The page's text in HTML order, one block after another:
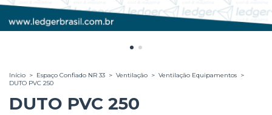
Início > Espaço Confiado NR 33 > Ventilação > Ventilação Equipamentos >
DUTO PVC 250
DUTO PVC 250